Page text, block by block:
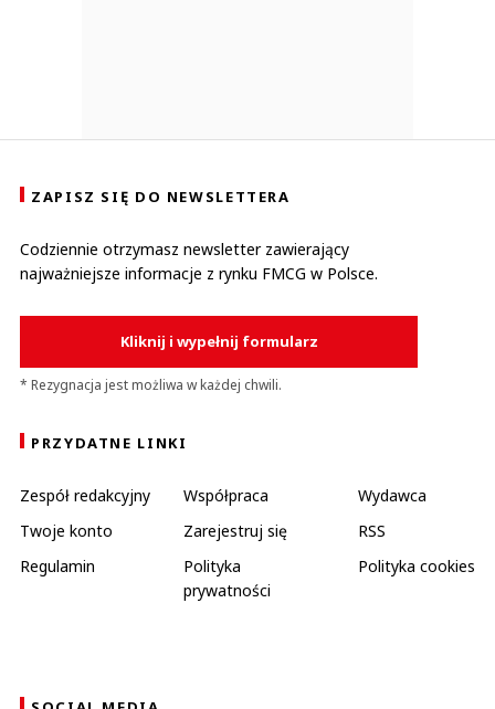
ZAPISZ SIĘ DO NEWSLETTERA
Codziennie otrzymasz newsletter zawierający
najważniejsze informacje z rynku FMCG w Polsce.
Kliknij i wypełnij formularz
* Rezygnacja jest możliwa w każdej chwili.
PRZYDATNE LINKI
Zespół redakcyjny Współpraca
Wydawca
Twoje konto
Zarejestruj się
RSS
Regulamin
Polityka
prywatności
Polityka cookies